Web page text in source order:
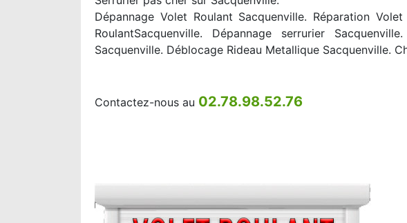
Dépannage Volet Roulant Sacquenville. Réparation
RoulantSacquenville. Dépannage serrurier
Sacquenville. Déblocage Rideau Metallique Sacquenville.
Contactez-nous au 02.78.98.52.76